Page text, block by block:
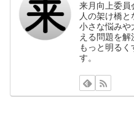
来月向上委員
人の架け橋
小さな悩みや
える問題を
もっと明るく
す。